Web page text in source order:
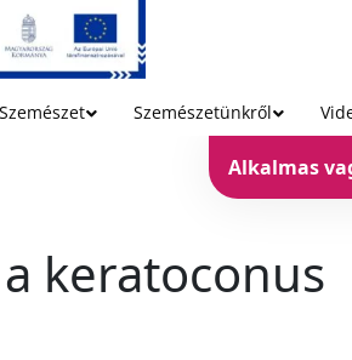
Szemészet Szemészetünkről
Alkalmas
keratoconus